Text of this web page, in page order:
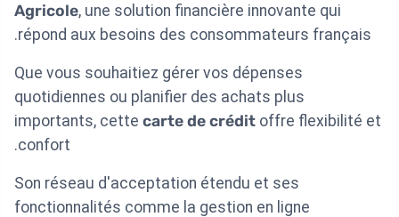
Agricole, une solution financière innovante qui
répond aux besoins des consommateurs français.
Que vous souhaitiez gérer vos dépenses
quotidiennes ou planifier des achats plus
importants, cette carte de crédit offre flexibilité et
confort.
Son réseau d'acceptation étendu et ses
fonctionnalités comme la gestion en ligne